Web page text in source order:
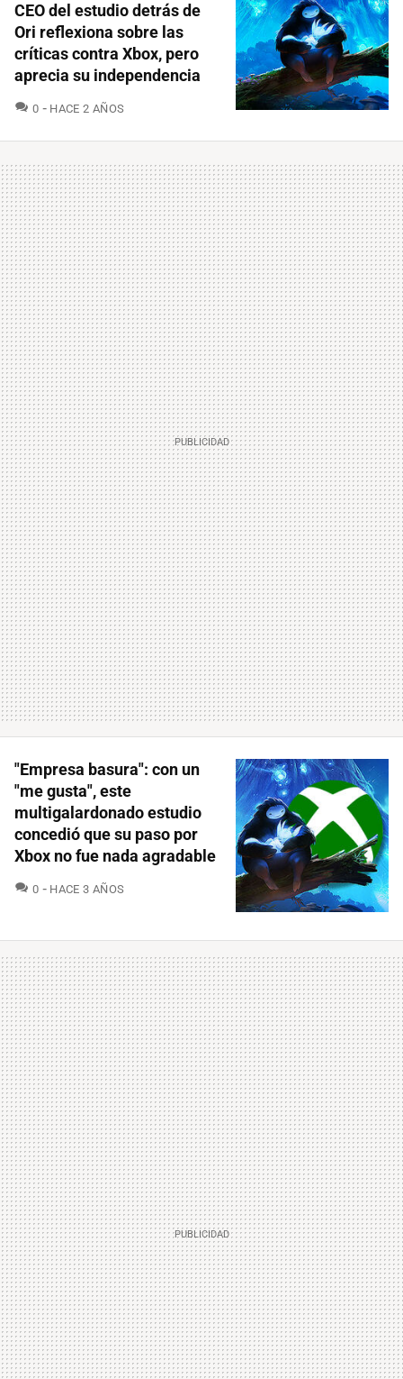
CEO del estudio detrás de
Ori reflexiona sobre las
críticas contra Xbox, pero
aprecia su independencia
0 COMENTARIOS
HACE 2 AÑOS
"Empresa basura": con un
"me gusta", este
multigalardonado estudio
concedió que su paso por
Xbox no fue nada agradable
0 COMENTARIOS
HACE 3 AÑOS